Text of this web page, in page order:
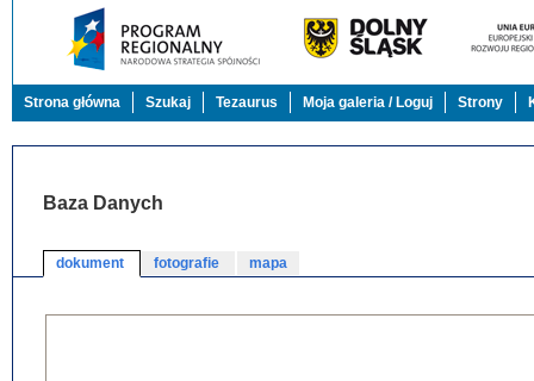
Strona główna Szukaj Tezaurus Moja galeria / Loguj Strony
Baza Danych
dokument fotografie mapa